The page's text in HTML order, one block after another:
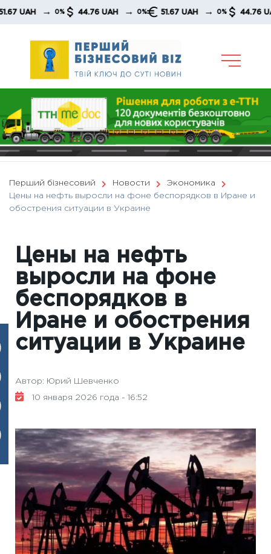
Skip
→ 0% 44.76 UAH → 0% 51.67 UAH → 0% 44.76 UAH
Перший бізнесовий Новости
Экономика
Цены на нефть выросли на фоне беспорядков в Иране и
обострения ситуации в Украине
Цены на нефть
выросли на фоне
беспорядков в
Иране и обострения
ситуации в Украине
Автор: Юрий Шевченко
10 января 2026 года - 16:52